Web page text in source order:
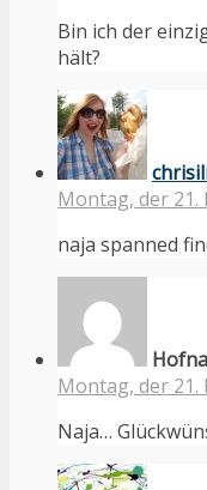
Bin ich der
hält?
Montag, der 21.
naja spanned
Montag, der 21.
Naja…